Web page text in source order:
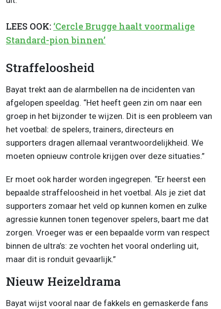
LEES OOK: ‘Cercle Brugge haalt voormalige
Standard-pion binnen’
Straffeloosheid
Bayat trekt aan de alarmbellen na de incidenten van
afgelopen speeldag. “Het heeft geen zin om naar een
groep in het bijzonder te wijzen. Dit is een probleem van
het voetbal: de spelers, trainers, directeurs en
supporters dragen allemaal verantwoordelijkheid. We
moeten opnieuw controle krijgen over deze situaties.”
Er moet ook harder worden ingegrepen. “Er heerst een
bepaalde straffeloosheid in het voetbal. Als je ziet dat
supporters zomaar het veld op kunnen komen en zulke
agressie kunnen tonen tegenover spelers, baart me dat
zorgen. Vroeger was er een bepaalde vorm van respect
binnen de ultra’s: ze vochten het vooral onderling uit,
maar dit is ronduit gevaarlijk.”
Nieuw Heizeldrama
Bayat wijst vooral naar de fakkels en gemaskerde fans